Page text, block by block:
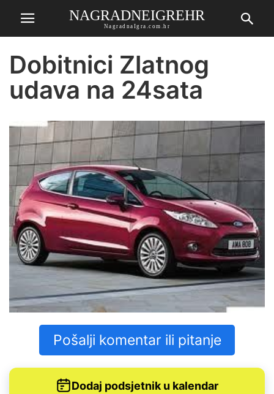
NAGRADNEIGREHR
NagradnaIgra.com.hr
Dobitnici Zlatnog
udava na 24sata
Pošalji komentar ili pitanje
Dodaj podsjetnik u kalendar